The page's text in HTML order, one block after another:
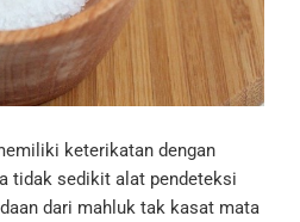
keterikatan dengan
tidak sedikit alat pendeteksi
dari mahluk tak kasat mata